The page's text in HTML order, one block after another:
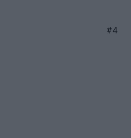
#4